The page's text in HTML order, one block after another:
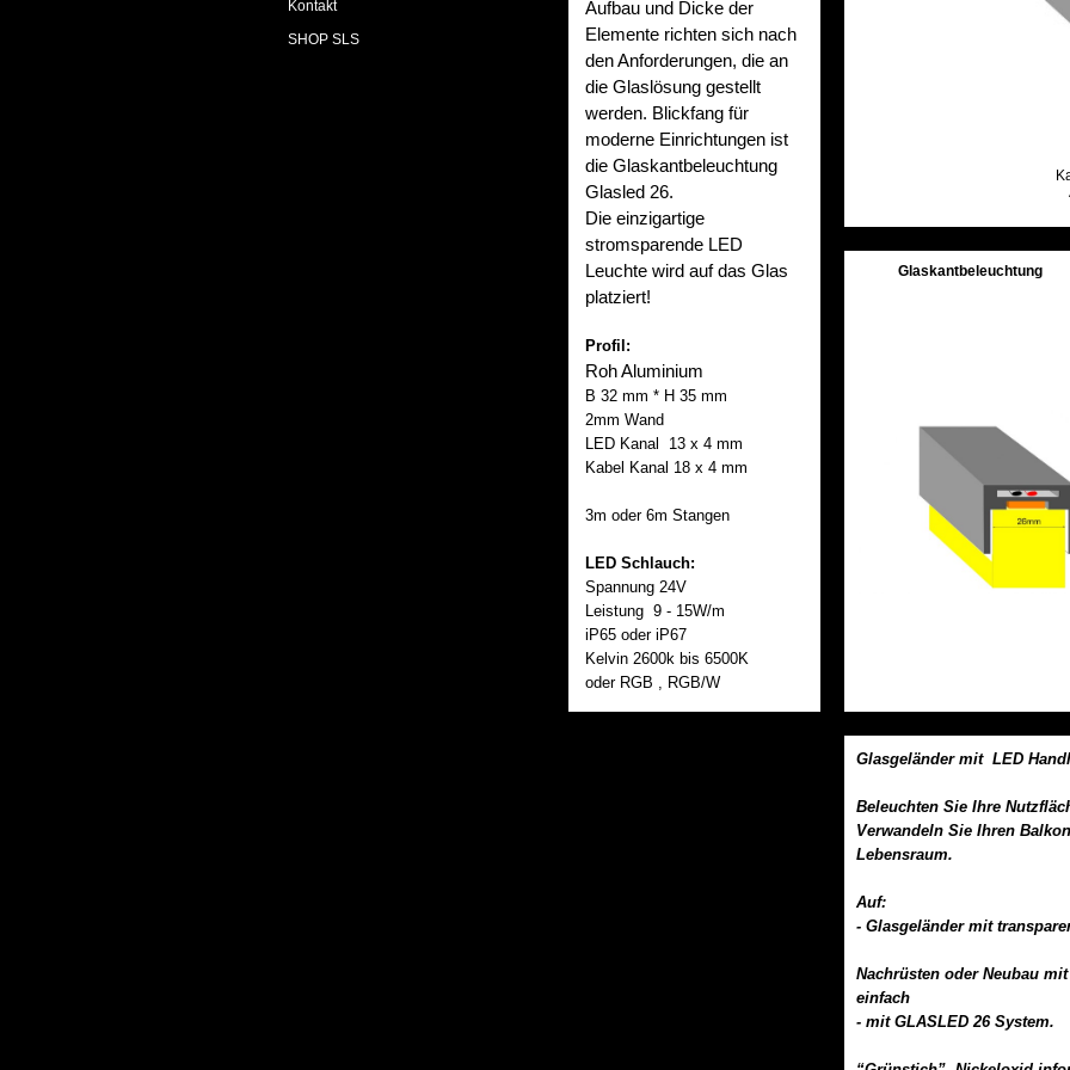
Kontakt
SHOP SLS
Aufbau und Dicke der
Elemente richten sich nach
den Anforderungen, die an
die Glaslösung gestellt
werden. Blickfang für
moderne Einrichtungen ist
die Glaskantbeleuchtung
Glasled 26.
Die einzigartige
stromsparende LED
Leuchte wird auf das Glas
platziert!
Profil:
Roh Aluminium
B 32 mm * H 35 mm
2mm Wand
LED Kanal 13 x 4 mm
Kabel Kanal 18 x 4 mm
3m oder 6m Stangen
LED Schlauch:
Spannung 24V
Leistung 9 - 15W/m
iP65 oder iP67
Kelvin 2600k bis 6500K
oder RGB , RGB/W
Glaskantbeleuchtung
Glasgeländer mit LED
Beleuchten Sie Ihre
Verwandeln Sie Ihren
Lebensraum.
Auf:
- Glasgeländer mit
Nachrüsten oder Neubau
einfach
- mit GLASLED 26 System.